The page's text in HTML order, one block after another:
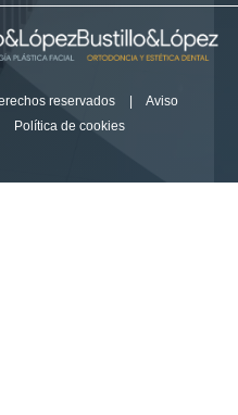
reservados
Aviso
Política de cookies